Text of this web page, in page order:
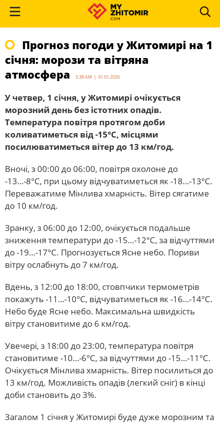
Прогноз погоди у Житомирі на 1
січня: морози та вітряна
атмосфера
5:38 AM | 01.01.2026
У четвер, 1 січня, у Житомирі очікується
морозний день без істотних опадів.
Температура повітря протягом доби
коливатиметься від -15°C, місцями
посилюватиметься вітер до 13 км/год.
Вночі, з 00:00 до 06:00, повітря охолоне до
-13…-8°C, при цьому відчуватиметься як -18…-13°C.
Переважатиме Мінлива хмарність. Вітер сягатиме
до 10 км/год.
Зранку, з 06:00 до 12:00, очікується подальше
зниження температури до -15…-12°C, за відчуттями
до -19…-17°C. Прогнозується Ясне небо. Пориви
вітру ослабнуть до 7 км/год.
Вдень, з 12:00 до 18:00, стовпчики термометрів
покажуть -11…-10°C, відчуватиметься як -16…-14°C.
Небо буде Ясне небо. Максимальна швидкість
вітру становитиме до 6 км/год.
Увечері, з 18:00 до 23:00, температура повітря
становитиме -10…-6°C, за відчуттями до -15…-11°C.
Очікується Мінлива хмарність. Вітер посилиться до
13 км/год. Можливість опадів (легкий сніг) в кінці
доби становить до 3%.
Загалом 1 січня у Житомирі буде дуже морозним та